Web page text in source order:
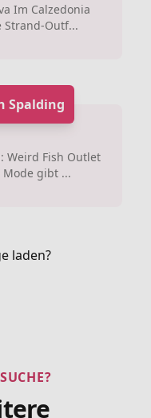
Im Calzedonia
Strand-Outf...
Spalding
Weird Fish Outlet
gibt ...
laden?